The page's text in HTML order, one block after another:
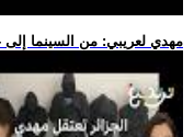
.. مهدي لعريبي: من السينما